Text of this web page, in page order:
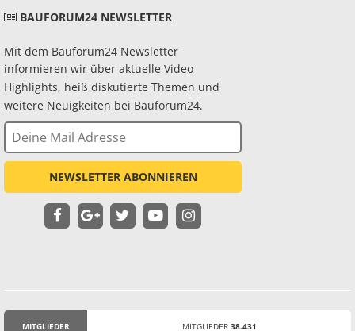
BAUFORUM24 NEWSLETTER
Mit dem Bauforum24 Newsletter
informieren wir über aktuelle Video
Highlights, heiß diskutierte Themen und
weitere Neuigkeiten bei Bauforum24.
NEWSLETTER ABONNIEREN
MITGLIEDER MITGLIEDER 38.431